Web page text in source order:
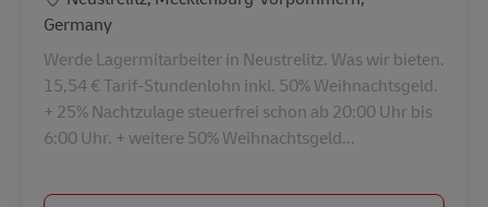
Germany
Werde Lagermitarbeiter in Neustrelitz. Was wir bieten.
15,54 € Tarif-Stundenlohn inkl. 50% Weihnachtsgeld.
+ 25% Nachtzulage steuerfrei schon ab 20:00 Uhr bis
6:00 Uhr. + weitere 50% Weihnachtsgeld...